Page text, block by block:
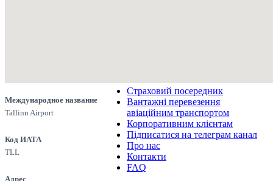
Международное название
Tallinn Airport
Код ИАТА
TLL
Адрес
Страховий посередник
Вантажні перевезення
авіаційним транспортом
Корпоративним клієнтам
Підписатися на телеграм канал
Про нас
Контакти
FAQ